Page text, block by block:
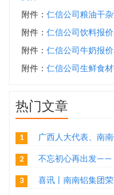
附件： 仁信公司粮油干杂
附件： 仁信公司饮料报价
附件： 仁信公司牛奶报价
附件： 仁信公司生鲜食材
热门文章
1 广西人大代表、南南铝业股份有
2 不忘初心再出发—— 南南铝
3 喜讯丨南南铝集团